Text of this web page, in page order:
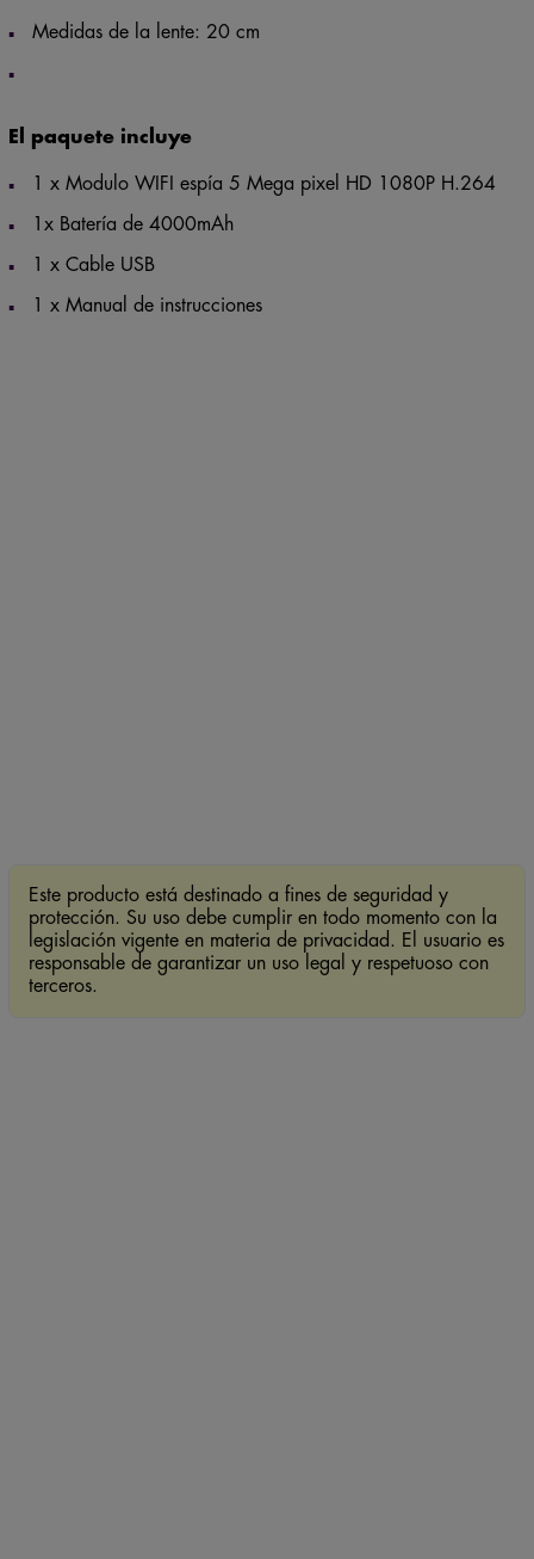
Medidas de la lente: 20 cm
El paquete incluye
1 x Modulo WIFI espía 5 Mega pixel HD 1080P H.264
1x Batería de 4000mAh
1 x Cable USB
1 x Manual de instrucciones
Este producto está destinado a fines de seguridad y
protección. Su uso debe cumplir en todo momento con la
legislación vigente en materia de privacidad. El usuario es
responsable de garantizar un uso legal y respetuoso con
terceros.